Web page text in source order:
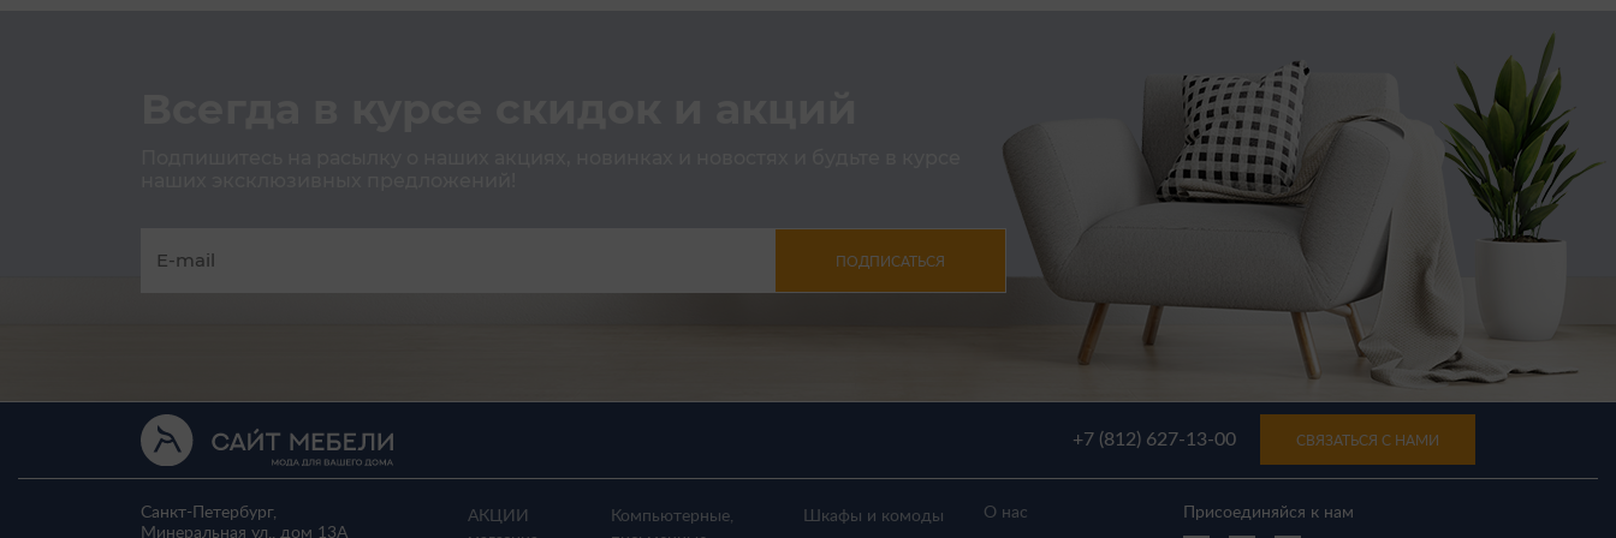
ПОДПИСАТЬСЯ
+7 (812) 627-13-00 СВЯЗАТЬСЯ С НАМИ
Санкт-Петербург,
Минеральная ул., дом 13A
АКЦИИ
Компьютерные,
Шкафы и комоды
О нас
Присоединяйся к нам